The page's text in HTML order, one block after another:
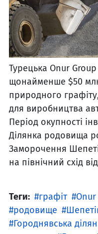
Турецька Onur
щонайменше $50
природного
для виробництва
Період окупності
Ділянка родовища
Заморочення
на північний схід
Теги: графіт
родовище
Городнявська